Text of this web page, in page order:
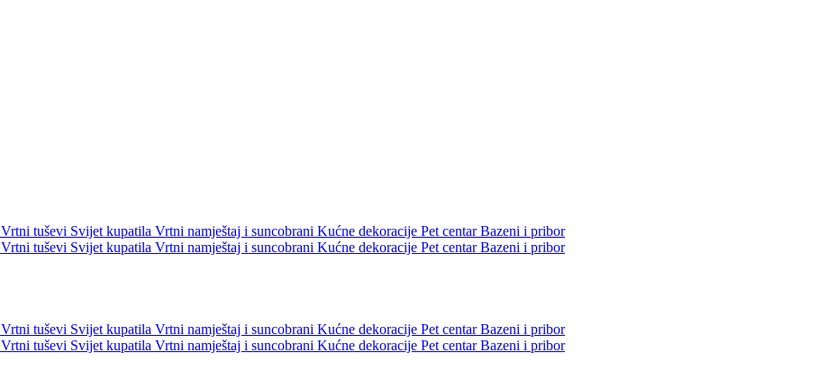
Vrtni tuševi Svijet kupatila Vrtni namještaj i suncobrani Kućne dekoracije Pet centarBazeni i pribor
Vrtni tuševi Svijet kupatila Vrtni namještaj i suncobrani Kućne dekoracije Pet centarBazeni i pribor
Vrtni tuševi Svijet kupatila Vrtni namještaj i suncobrani Kućne dekoracije Pet centarBazeni i pribor
Vrtni tuševi Svijet kupatila Vrtni namještaj i suncobrani Kućne dekoracije Pet centarBazeni i pribor